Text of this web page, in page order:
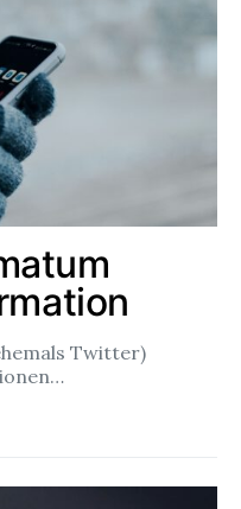
Twitter)